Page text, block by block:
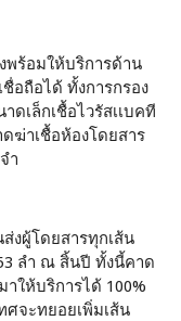
พร้อมให้บริการด้าน
อถือได้ ทั้งการกรอง
เล็กเชื้อไวรัสเเบคที
ดฆ่าเชื้อห้องโดยสาร
ำ
งผู้โดยสารทุกเส้น
ลำ ณ สิ้นปี ทั้งนี้คาด
ให้บริการได้ 100%
ศจะทยอยเพิ่มเส้น